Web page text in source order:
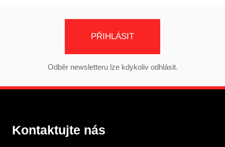
PŘIHLÁSIT
Odběr newsletteru lze kdykoliv odhlásit.
Kontaktujte nás